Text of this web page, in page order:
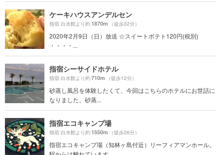
ケーキハウスアンデルセン
指宿 白水館より約1870m （徒歩32分）
2020年2月9日（日）放送 ☆スイートポテト120円(税別)
・・・・...
指宿シーサイドホテル
指宿 白水館より約710m （徒歩12分）
砂蒸し風呂を体験したくて、今回はこちらのホテルにお世話に
なりました。砂蒸...
指宿エコキャンプ場
指宿 白水館より約1550m （徒歩26分）
指宿エコキャンプ場（知林ヶ島付近）リーフィアマンホール。